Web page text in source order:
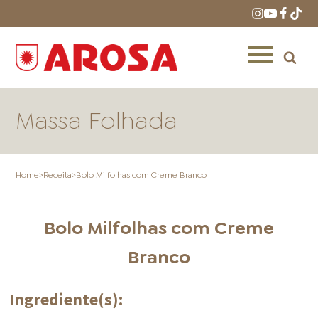
ONDE COMPRAR
Massa Folhada
Home>Receita>Bolo Milfolhas com Creme Branco
Bolo Milfolhas com Creme
Branco
Ingrediente(s):